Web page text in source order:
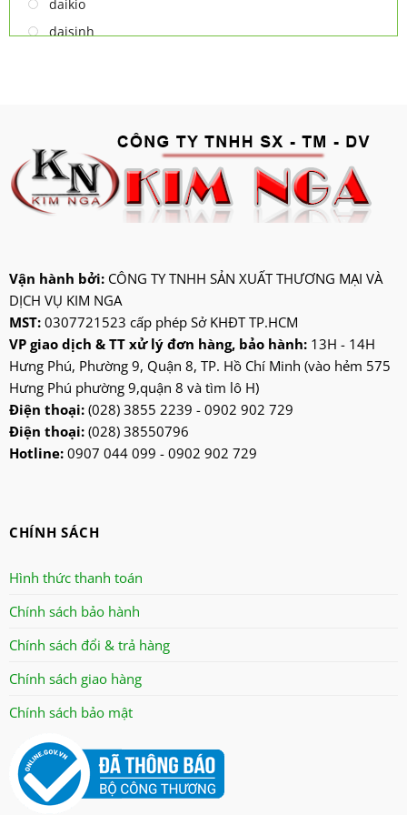
daikio
daisinh
ifan
jatec
jiplai
kangaroo
kangen
kdk
ktp
lifan
Mitsubishi
nanoco
ninosun
oulai
Panasonic
robot
senko
sharp
sunhouse
superwin
Vận hành bởi: CÔNG TY TNHH SẢN XUẤT THƯƠNG MẠI VÀ
DỊCH VỤ KIM NGA
MST: 0307721523 cấp phép Sở KHĐT TP.HCM
VP giao dịch & TT xử lý đơn hàng, bảo hành:13H - 14H
Hưng Phú, Phường 9, Quận 8, TP. Hồ Chí Minh (vào hẻm 575
Hưng Phú phường 9,quận 8 và tìm lô H)
Điện thoại: (028) 3855 2239 - 0902 902 729
Điện thoại: (028) 38550796
Hotline:0907 044 099 - 0902 902 729
CHÍNH SÁCH
Hình thức thanh toán
Chính sách bảo hành
Chính sách đổi & trả hàng
Chính sách giao hàng
Chính sách bảo mật